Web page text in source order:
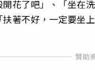
花了吧」、「坐在
扶著不好，一定要